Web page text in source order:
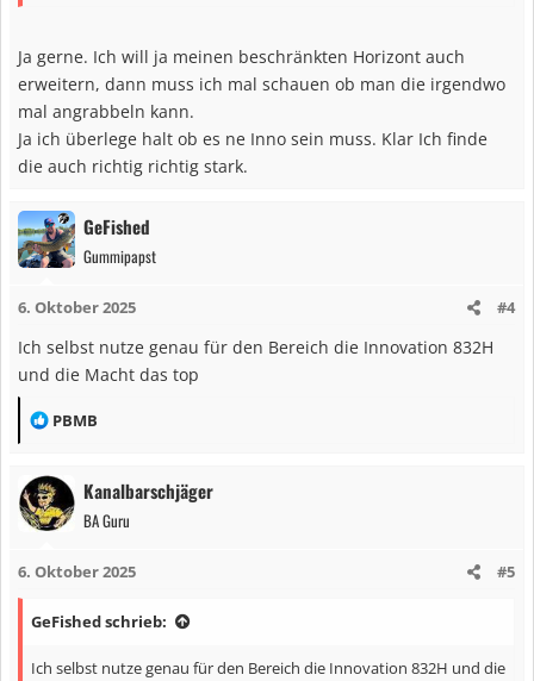
Ja gerne. Ich will ja meinen beschränkten Horizont auch
erweitern, dann muss ich mal schauen ob man die irgendwo
mal angrabbeln kann.
Ja ich überlege halt ob es ne Inno sein muss. Klar Ich finde
die auch richtig richtig stark.
GeFished
Gummipapst
6. Oktober 2025 #4
Ich selbst nutze genau für den Bereich die Innovation 832H
und die Macht das top
R
k
t
o
e
PBMB
Kanalbarschjäger
BA Guru
6. Oktober 2025 #5
GeFished schrieb:
Ich selbst nutze genau für den Bereich die Innovation 832H und die